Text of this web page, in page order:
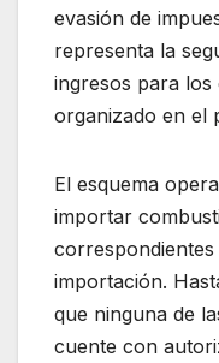
evasión de
representa la
ingresos para
organizado en el
El esquema
importar
importación.
que ninguna de
cuente con